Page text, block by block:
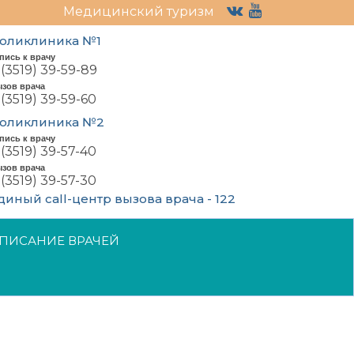
Медицинский туризм
№1
к врачу
39-59-89
врача
39-59-60
№2
к врачу
39-57-40
врача
39-57-30
call-центр вызова врача - 122
ВРАЧЕЙ